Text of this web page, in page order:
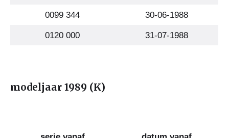
0099 344 30-06-1988
0120 000 31-07-1988
modeljaar 1989 (K)